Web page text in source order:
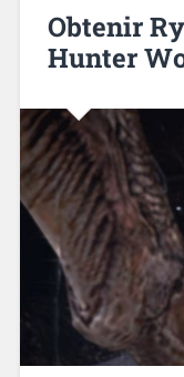
Obtenir
Hunter